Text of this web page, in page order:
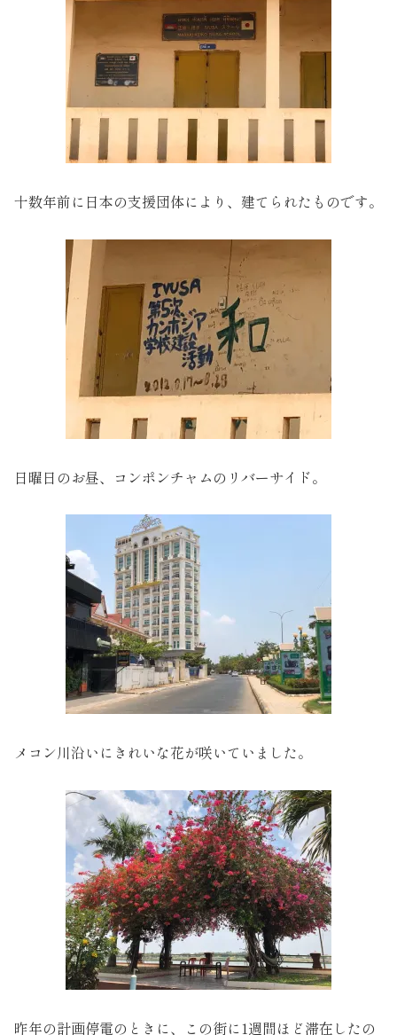
十数年前に日本の支援団体により、建てられたものです。
日曜日のお昼、コンポンチャムのリバーサイド。
メコン川沿いにきれいな花が咲いていました。
昨年の計画停電のときに、この街に1週間ほど滞在したの